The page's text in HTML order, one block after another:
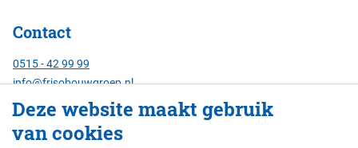
Contact
0515 - 42 99 99
info@frisobouwgroep.nl
Alle contactgegevens
Servicenummer
Deze website maakt gebruik
van cookies